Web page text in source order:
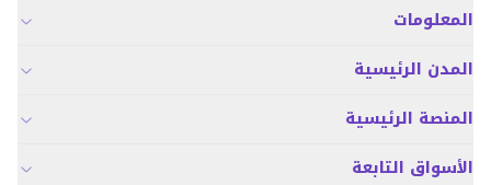
المعلومات
المدن الرئيسية
المنصة الرئيسية
الأسواق التابعة